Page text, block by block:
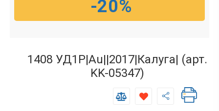
-20%
1408 УД1Р|Au||2017|Калуга| (арт.
KK-05347)